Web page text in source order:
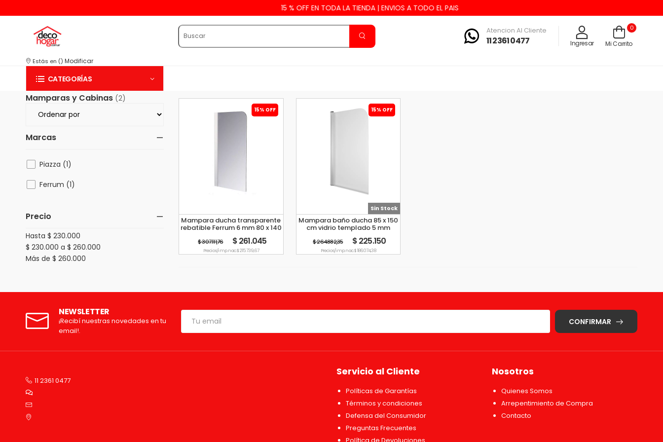
15 % OFF EN TODA LA TIENDA | ENVIOS A TODO EL PAIS
Atencion Al Cliente
11 2361 0477 Ingresar
0
Mi Carrito
Estás en () Modificar
CATEGORÍAS
Mamparas y Cabinas (2)
Marcas
Piazza (1)
Ferrum (1)
Precio
Hasta $ 230.000
$ 230.000 a $ 260.000
Más de $ 260.000
15% OFF
Mampara ducha transparente
rebatible Ferrum 6 mm 80 x 140
cm
$ 307.111,76 $ 261.045
Precio s/imp. nac. $ 215.739,67
15% OFF
Sin Stock
Mampara baño ducha 85 x 150
cm vidrio templado 5 mm
Piazza
$ 264.882,35 $ 225.150
Precio s/imp. nac. $ 186.074,38
NEWSLETTER
¡Recibí nuestras novedades en tu
email!.
CONFIRMAR
11 2361 0477
Servicio al Cliente
Políticas de Garantías
Términos y condiciones
Defensa del Consumidor
Preguntas Frecuentes
Nosotros
Quienes Somos
Arrepentimiento de Compra
Contacto